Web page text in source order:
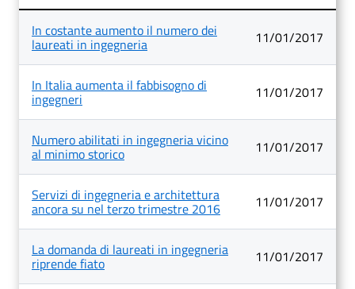
degli
articoli
nella
Comunicati
Stampa
In costante aumento il numero dei
laureati in ingegneria 11/01/2017
In Italia aumenta il fabbisogno di
ingegneri 11/01/2017
Numero abilitati in ingegneria vicino
al minimo storico 11/01/2017
Servizi di ingegneria e architettura
ancora su nel terzo trimestre 2016 11/01/2017
La domanda di laureati in ingegneria
riprende fiato 11/01/2017